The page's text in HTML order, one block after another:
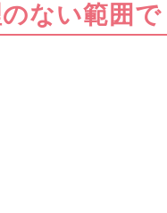
ない範囲で